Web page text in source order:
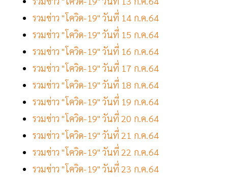
รวมข่าว "โควิด-19" วันที่ 14 ก.ค.64
รวมข่าว "โควิด-19" วันที่ 15 ก.ค.64
รวมข่าว "โควิด-19" วันที่ 16 ก.ค.64
รวมข่าว "โควิด-19" วันที่ 17 ก.ค.64
รวมข่าว "โควิด-19" วันที่ 18 ก.ค.64
รวมข่าว "โควิด-19" วันที่ 19 ก.ค.64
รวมข่าว "โควิด-19" วันที่ 20 ก.ค.64
รวมข่าว "โควิด-19" วันที่ 21 ก.ค.64
รวมข่าว "โควิด-19" วันที่ 22 ก.ค.64
รวมข่าว "โควิด-19" วันที่ 23 ก.ค.64